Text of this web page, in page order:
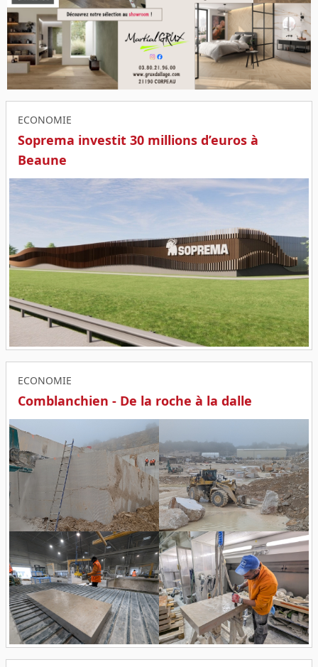
ECONOMIE
Soprema investit 30 millions d’euros à
Beaune
ECONOMIE
Comblanchien - De la roche à la dalle